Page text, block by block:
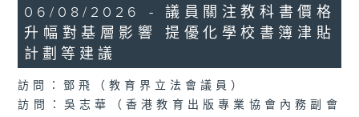
20
minutes,
8
seconds
06/08/2026 - 議員關注教科書價格
升幅對基層影響 提優化學校書簿津貼
計劃等建議
訪問：鄧飛（教育界立法會議員）
訪問：吳志華（香港教育出版專業協會內務副會